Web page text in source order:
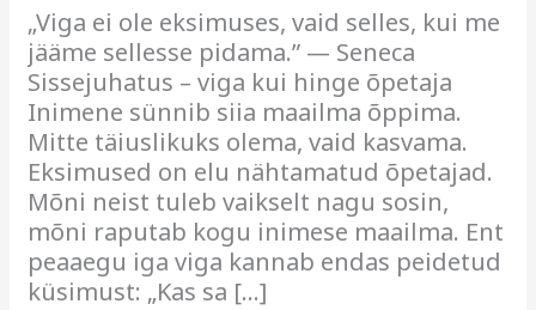
„Viga ei ole eksimuses, vaid selles, kui me
jääme sellesse pidama.” — Seneca
Sissejuhatus – viga kui hinge õpetaja
Inimene sünnib siia maailma õppima.
Mitte täiuslikuks olema, vaid kasvama.
Eksimused on elu nähtamatud õpetajad.
Mõni neist tuleb vaikselt nagu sosin,
mõni raputab kogu inimese maailma. Ent
peaaegu iga viga kannab endas peidetud
küsimust: „Kas sa […]